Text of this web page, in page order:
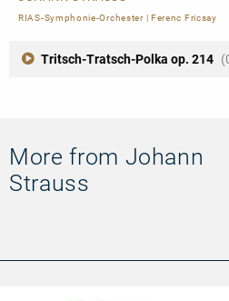
RIAS-Symphonie-Orchester| Ferenc Fricsay
Tritsch-Tratsch-Polka op. 214
More from Johann
Strauss